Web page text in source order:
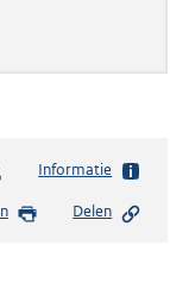
Informatie
Delen